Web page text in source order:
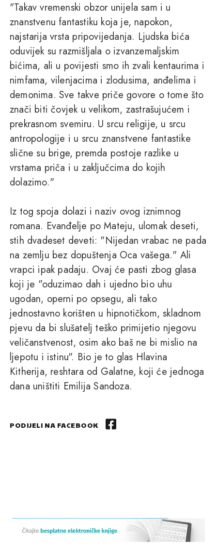
"Takav vremenski obzor unijela sam i u
znanstvenu fantastiku koja je, napokon,
najstarija vrsta pripovijedanja. Ljudska bića
oduvijek su razmišljala o izvanzemaljskim
bićima, ali u povijesti smo ih zvali kentaurima i
nimfama, vilenjacima i zlodusima, anđelima i
demonima. Sve takve priče govore o tome što
znači biti čovjek u velikom, zastrašujućem i
prekrasnom svemiru. U srcu religije, u srcu
antropologije i u srcu znanstvene fantastike
slične su brige, premda postoje razlike u
vrstama priča i u zaključcima do kojih
dolazimo."
Iz tog spoja dolazi i naziv ovog iznimnog
romana. Evanđelje po Mateju, ulomak deseti,
stih dvadeset deveti: "Nijedan vrabac ne pada
na zemlju bez dopuštenja Oca vašega." Ali
vrapci ipak padaju. Ovaj će pasti zbog glasa
koji je "oduzimao dah i ujedno bio uhu
ugodan, operni po opsegu, ali tako
jednostavno korišten u hipnotičkom, skladnom
pjevu da bi slušatelj teško primijetio njegovu
veličanstvenost, osim ako baš ne bi mislio na
ljepotu i istinu". Bio je to glas Hlavina
Kitherija, reshtara od Galatne, koji će jednoga
dana uništiti Emilija Sandoza.
PODIJELI NA FACEBOOK